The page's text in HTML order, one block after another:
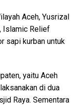
Aceh, Yusrizal
Islamic Relief
sapi kurban untuk
yaitu Aceh
di dua
Raya. Sementara